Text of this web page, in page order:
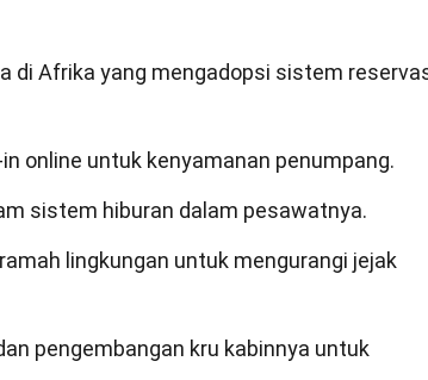
di Afrika yang mengadopsi sistem
online untuk kenyamanan penumpang.
sistem hiburan dalam pesawatnya.
lingkungan untuk mengurangi jejak
pengembangan kru kabinnya untuk